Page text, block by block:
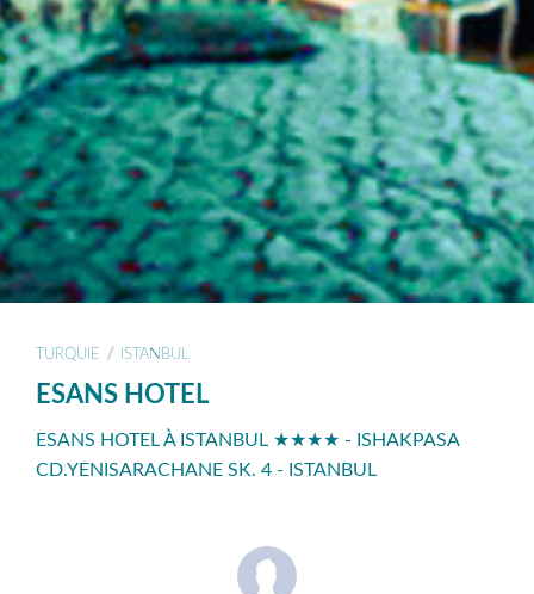
TURQUIE / ISTANBUL
ESANS HOTEL
ESANS HOTEL À ISTANBUL ★★★★ - ISHAKPASA
CD.YENISARACHANE SK. 4 - ISTANBUL